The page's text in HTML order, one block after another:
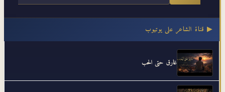
▶ قناة الشاعر على يوتيوب
غارق حتى الحب